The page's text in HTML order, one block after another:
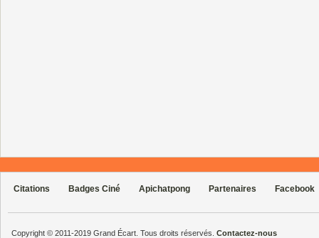
Citations Badges Ciné Apichatpong Partenaires Facebook
Copyright © 2011-2019 Grand Écart. Tous droits réservés. Contactez-nous